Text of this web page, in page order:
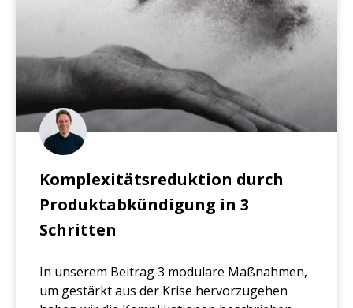
Komplexitätsreduktion durch
Produktabkündigung in 3
Schritten
In unserem Beitrag 3 modulare Maßnahmen,
um gestärkt aus der Krise hervorzugehen